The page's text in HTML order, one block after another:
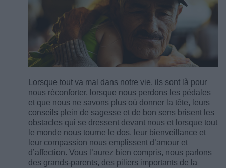
Lorsque tout va mal dans notre vie, ils sont là pour
nous réconforter, lorsque nous perdons les pédales
et que nous ne savons plus où donner la tête, leurs
conseils plein de sagesse et de bon sens brisent les
obstacles qui se dressent devant nous et lorsque tout
le monde nous tourne le dos, leur bienveillance et
leur compassion nous emplissent d’amour et
d’affection. Vous l’aurez bien compris, nous parlons
des grands-parents, des piliers importants de la